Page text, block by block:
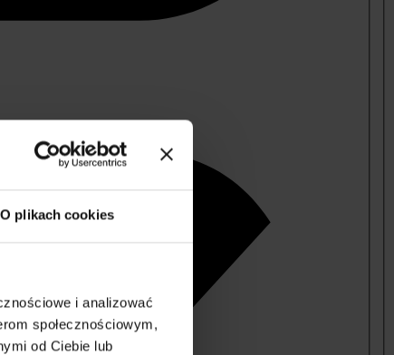
O plikach cookies
i analizować
społecznościowym,
od Ciebie lub